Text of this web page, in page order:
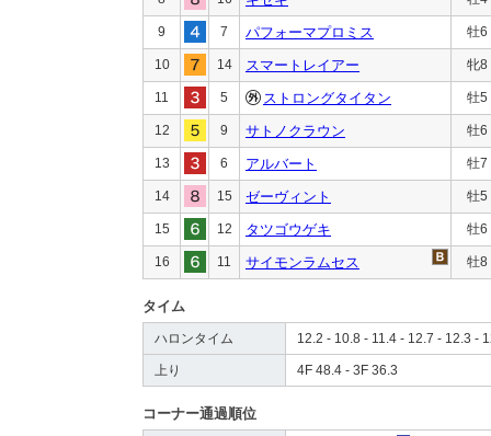
9 7 パフォーマプロミス 牡6
10 14 スマートレイアー 牝8
11 5 ストロングタイタン 牡5
12 9 サトノクラウン 牡6
13 6 アルバート 牡7
14 15 ゼーヴィント 牡5
15 12 タツゴウゲキ 牡6
16 11 サイモンラムセス 牡8
タイム
ハロンタイム 12.2 - 10.8 - 11.4 - 12.7 - 12.3 -
上り 4F 48.4 - 3F 36.3
コーナー通過順位